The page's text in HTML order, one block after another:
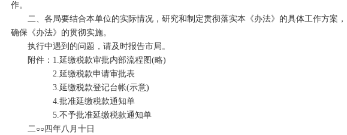
作。
二、各局要结合本单位的实际情况，研究和制定贯彻落实本《办法》的具体工作方案，
确保《办法》的贯彻实施。
执行中遇到的问题，请及时报告市局。
附件：1.延缴税款审批内部流程图(略)
2.延缴税款申请审批表
3.延缴税款登记台帐(示意)
4.批准延缴税款通知单
5.不予批准延缴税款通知单
二○○四年八月十日